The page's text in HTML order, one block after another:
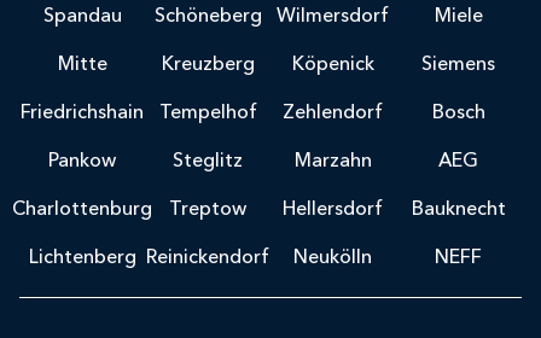
Spandau
Mitte
Friedrichshain
Pankow
Charlottenburg
Lichtenberg
Schöneberg
Kreuzberg
Tempelhof
Steglitz
Treptow
Reinickendorf
Wilmersdorf
Köpenick
Zehlendorf
Marzahn
Hellersdorf
Neukölln
Miele
Siemens
Bosch
AEG
Bauknecht
NEFF